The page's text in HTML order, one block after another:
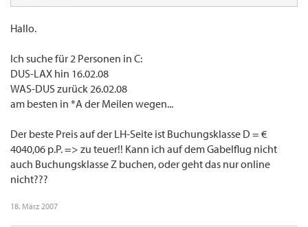
Hallo.
Ich suche für 2 Personen in C:
DUS-LAX hin 16.02.08
WAS-DUS zurück 26.02.08
am besten in *A der Meilen wegen...
Der beste Preis auf der LH-Seite ist Buchungsklasse D = €
4040,06 p.P. => zu teuer!! Kann ich auf dem Gabelflug nicht
auch Buchungsklasse Z buchen, oder geht das nur online
nicht???
18. März 2007